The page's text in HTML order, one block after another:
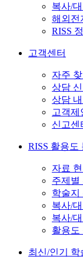
복사/
해외전
RISS
고객센터
자주
상담
상담
고객제
신고센
RISS 활용도
자료
주제별
학술지
복사/
복사/
활용도
최신/인기 학